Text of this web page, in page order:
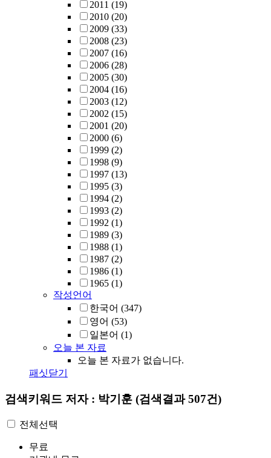
2011 (19)
2010 (20)
2009 (33)
2008 (23)
2007 (16)
2006 (28)
2005 (30)
2004 (16)
2003 (12)
2002 (15)
2001 (20)
2000 (6)
1999 (2)
1998 (9)
1997 (13)
1995 (3)
1994 (2)
1993 (2)
1992 (1)
1989 (3)
1988 (1)
1987 (2)
1986 (1)
1965 (1)
작성언어
한국어 (347)
영어 (53)
일본어 (1)
오늘 본 자료
오늘 본 자료가 없습니다.
패싯닫기
검색키워드 저자 : 박기훈 (검색결과 507건)
전체선택
무료